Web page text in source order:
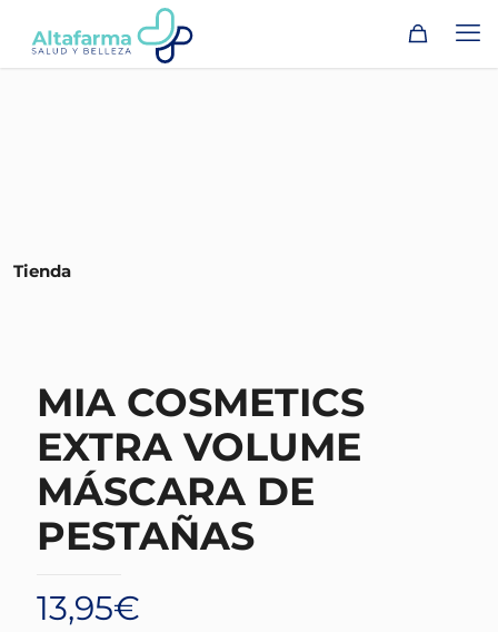
Tienda
MIA COSMETICS
EXTRA VOLUME
MÁSCARA DE
PESTAÑAS
13,95€